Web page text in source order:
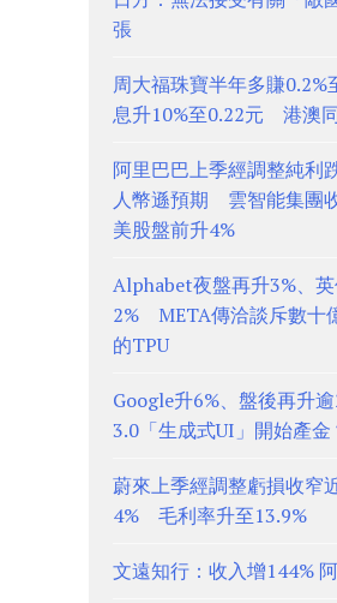
張
周大福珠寶半年多賺0.2%
息升10%至0.22元 港澳
阿里巴巴上季經調整純利
人幣遜預期 雲智能集團
美股盤前升4%
Alphabet夜盤再升3%、
2% META傳洽談斥數十
的TPU
Google升6%、盤後再升
3.0「生成式UI」開始產金
蔚來上季經調整虧損收窄
4% 毛利率升至13.9%
文遠知行：收入增144%